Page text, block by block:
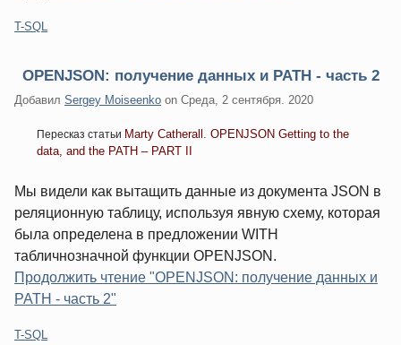
Категории:
T-SQL
OPENJSON: получение данных и PATH - часть 2
Добавил Sergey Moiseenko on Среда, 2 сентября. 2020
Пересказ статьи Marty Catherall. OPENJSON Getting to the
data, and the PATH – PART II
Мы видели как вытащить данные из документа JSON в
реляционную таблицу, используя явную схему, которая
была определена в предложении WITH
табличнозначной функции OPENJSON.
Продолжить чтение "OPENJSON: получение данных и
PATH - часть 2"
Категории:
T-SQL